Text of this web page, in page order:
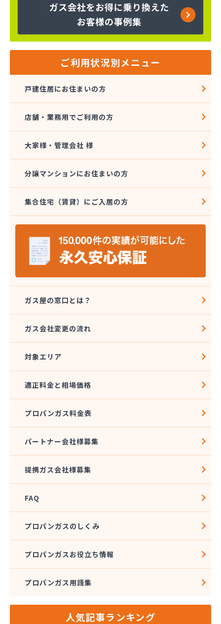
株式会社コスモ通商
株式会社ザ・トーカイ 川越支店
株式会社ザ・トーカイ 川口支店
株式会社サイサン 浦和営業所
株式会社サイサン 東松山営業所
株式会社サイサン 日高営業所
株式会社サイタマ高橋住設店
株式会社サントーコー 上福岡営業所
株式会社シミズ
株式会社シライシ ホームエネルギー事業本部
株式会社シライシ 埼玉西支店
株式会社シライシ 埼玉東部営業所
株式会社シライシ 埼玉北事業所
株式会社シンエイ
株式会社タカサカ
株式会社タガヤ
株式会社トーエル 川越営業所
株式会社トーエル 南埼玉営業所
株式会社ナカノヤ
株式会社フクダ
株式会社マルキ
株式会社ミツウロコヴェッセル 白岡店
株式会社ミツウロコヴェッセル 武蔵店
株式会社みやた商店
株式会社ライフプラス
株式会社レインボー 西埼玉営業所
株式会社磯野商事
株式会社遠藤商店
株式会社外塚商店
株式会社丸喜
株式会社丸芝高圧瓦斯
株式会社熊木節三商店
株式会社栗田商店
株式会社斎徳商店
株式会社山田商会
株式会社春山重吉商店
ご利用状況別メニュー
戸建住居にお住まいの方
店舗・業務用でご利用の方
大家様・管理会社 様
分譲マンションにお住まいの方
集合住宅（賃貸）にご入居の方
ガス屋の窓口とは？
ガス会社変更の流れ
対象エリア
適正料金と相場価格
プロパンガス料金表
パートナー会社様募集
提携ガス会社様募集
FAQ
プロパンガスのしくみ
プロパンガスお役立ち情報
プロパンガス用語集
人気記事ランキング